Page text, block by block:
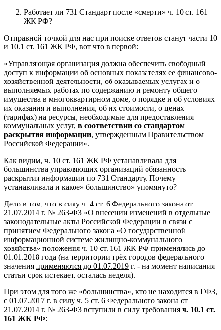
Работает ли 731 Стандарт после «смерти» ч. 10 ст. 161
ЖК РФ?
Отправной точкой для нас при поиске ответов станут части 10
и 10.1 ст. 161 ЖК РФ, вот что в первой:
«Управляющая организация должна обеспечить свободный
доступ к информации об основных показателях ее финансово-
хозяйственной деятельности, об оказываемых услугах и о
выполняемых работах по содержанию и ремонту общего
имущества в многоквартирном доме, о порядке и об условиях
их оказания и выполнения, об их стоимости, о ценах
(тарифах) на ресурсы, необходимые для предоставления
коммунальных услуг, в соответствии со стандартом
раскрытия информации, утвержденным Правительством
Российской Федерации».
Как видим, ч. 10 ст. 161 ЖК РФ устанавливала для
большинства управляющих организаций обязанность
раскрытия информации по 731 Стандарту. Почему
устанавливала и какое» большинство» упомянуто?
Дело в том, что в силу ч. 4 ст. 6 Федерального закона от
21.07.2014 г. № 263-ФЗ «О внесении изменений в отдельные
законодательные акты Российской Федерации в связи с
принятием Федерального закона «О государственной
информационной системе жилищно-коммунального
хозяйства» положения ч. 10 ст. 161 ЖК РФ применялись до
01.01.2018 года (на территории трёх городов федерального
значения применяются до 01.07.2019 г. - на момент написания
статьи срок истекает, осталась неделя).
При этом для того же «большинства», кто не находится в ГФЗ,
с 01.07.2017 г. в силу ч. 5 ст. 6 Федерального закона от
21.07.2014 г. № 263-ФЗ вступили в силу требования ч. 10.1 ст.
161 ЖК РФ: